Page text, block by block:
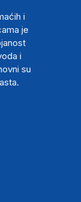
i
je
i
su